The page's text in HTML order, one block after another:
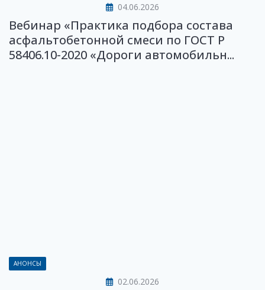
04.06.2026
Вебинар «Практика подбора состава
асфальтобетонной смеси по ГОСТ Р
58406.10-2020 «Дороги автомобильн...
АНОНСЫ
02.06.2026